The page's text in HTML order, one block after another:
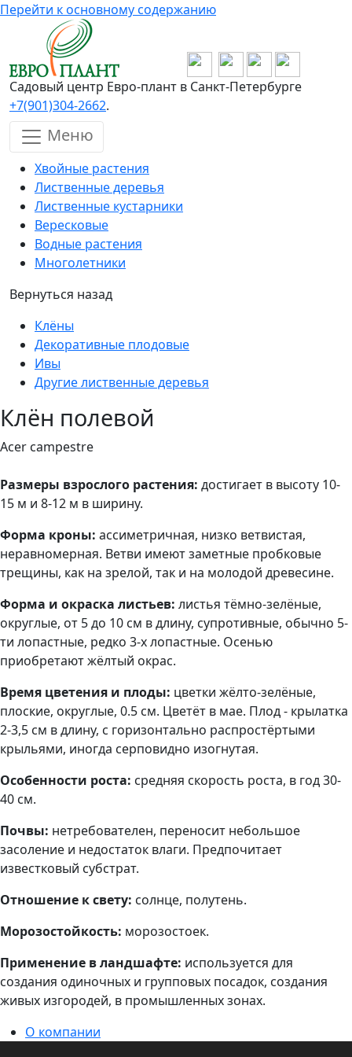
Перейти к основному содержанию
Садовый центр Евро-плант в Санкт-Петербурге
+7(901)304-2662.
Меню
Хвойные растения
Лиственные деревья
Лиственные кустарники
Вересковые
Водные растения
Многолетники
Вернуться назад
Клёны
Декоративные плодовые
Ивы
Другие лиственные деревья
Клён полевой
Acer campestre
Размеры взрослого растения: достигает в высоту 10-
15 м и 8-12 м в ширину.
Форма кроны: ассиметричная, низко ветвистая,
неравномерная. Ветви имеют заметные пробковые
трещины, как на зрелой, так и на молодой древесине.
Форма и окраска листьев: листья тёмно-зелёные,
округлые, от 5 до 10 см в длину, супротивные, обычно 5-
ти лопастные, редко 3-х лопастные. Осенью
приобретают жёлтый окрас.
Время цветения и плоды: цветки жёлто-зелёные,
плоские, округлые, 0.5 см. Цветёт в мае. Плод - крылатка
2-3,5 см в длину, с горизонтально распростёртыми
крыльями, иногда серповидно изогнутая.
Особенности роста: средняя скорость роста, в год 30-
40 см.
Почвы: нетребователен, переносит небольшое
засоление и недостаток влаги. Предпочитает
известковый субстрат.
Отношение к свету: солнце, полутень.
Морозостойкость: морозостоек.
Применение в ландшафте: используется для
создания одиночных и групповых посадок, создания
живых изгородей, в промышленных зонах.
О компании